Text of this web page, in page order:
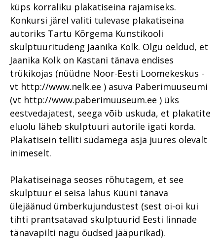
küps korraliku plakatiseina rajamiseks.
Konkursi järel valiti tulevase plakatiseina
autoriks Tartu Kõrgema Kunstikooli
skulptuuritudeng Jaanika Kolk. Olgu öeldud, et
Jaanika Kolk on Kastani tänava endises
trükikojas (nüüdne Noor-Eesti Loomekeskus -
vt http://www.nelk.ee ) asuva Paberimuuseumi
(vt http://www.paberimuuseum.ee ) üks
eestvedajatest, seega võib uskuda, et plakatite
eluolu läheb skulptuuri autorile igati korda.
Plakatisein telliti südamega asja juures olevalt
inimeselt.
Plakatiseinaga seoses rõhutagem, et see
skulptuur ei seisa lahus Küüni tänava
ülejäänud ümberkujundustest (sest oi-oi kui
tihti prantsatavad skulptuurid Eesti linnade
tänavapilti nagu õudsed jääpurikad).